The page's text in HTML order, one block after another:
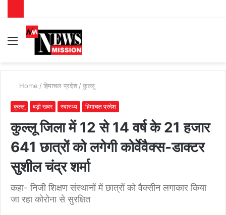
Menu
Home / हिमाचल प्रदेश / कुल्लू
कुल्लू बड़ी खबर स्वास्थ्य हिमाचल प्रदेश
कुल्लू जिला में 12 से 14 वर्ष के 21 हजार
641 छात्रों को लगेगी कोर्वेवैक्स-डाक्टर
सुशील चंद्र शर्मा
कहा- निजी शिक्षण संस्थानों में छात्रों को वैक्सीन लगाकार किया
जा रहा कोरोना से सुरक्षित